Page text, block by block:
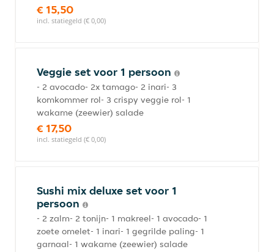
€ 15,50
incl. statiegeld (€ 0,00)
Veggie set voor 1 persoon
- 2 avocado- 2x tamago- 2 inari- 3
komkommer rol- 3 crispy veggie rol- 1
wakame (zeewier) salade
€ 17,50
incl. statiegeld (€ 0,00)
Sushi mix deluxe set voor 1
persoon
- 2 zalm- 2 tonijn- 1 makreel- 1 avocado- 1
zoete omelet- 1 inari- 1 gegrilde paling- 1
garnaal- 1 wakame (zeewier) salade